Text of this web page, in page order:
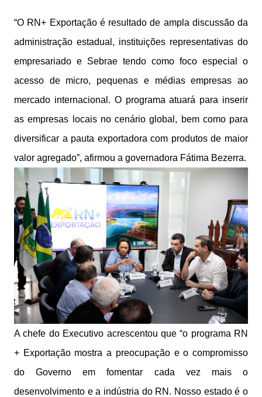
“O RN+ Exportação é resultado de ampla discussão da
administração estadual, instituições representativas do
empresariado e Sebrae tendo como foco especial o
acesso de micro, pequenas e médias empresas ao
mercado internacional. O programa atuará para inserir
as empresas locais no cenário global, bem como para
diversificar a pauta exportadora com produtos de maior
valor agregado”, afirmou a governadora Fátima Bezerra.
A chefe do Executivo acrescentou que “o programa RN
+ Exportação mostra a preocupação e o compromisso
do Governo em fomentar cada vez mais o
desenvolvimento e a indústria do RN. Nosso estado é o